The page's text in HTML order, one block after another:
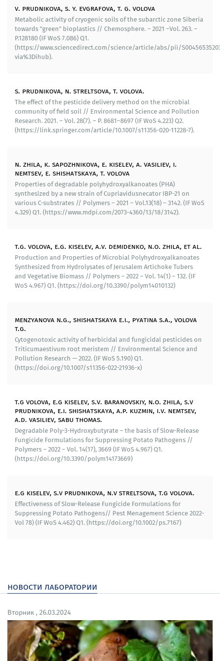
Сконструировано не имеющее аналогов семейство
долговременных пестицидных препаратов,
всесторонне исследованных в лабораторных и
полевых условиях; эффективность применения
которых доказана на экономически и социально
значимых культурах: зерновых (пшеница, ячмень),
Generation Formulations of Agrochemicals: Current
Trends and Future Priorities»// CRC/Taylor&Francis:
Appl. Acad. Press-2020 и «Агропрепараты нового
поколения: стратегия конструирования и
Выполненные экономические исследования показали,
что при одинаковых затратах на посев и уборку
урожая, довсходовое применение депонированных
препаратов одновременно с внесением в почву
семенного материала, снижает затраты на
технологические операции в период вегетации,
Внедрение результатов исследования:
Серии разработанных депонированных
пестицидных препаратов внедрены в Красноярском
которых с положительным эффектом выполнены
полевые испытания.
Инновационный аспект результатов проекта
включает разработанный «Технологический
регламент на конструирования депонированных
сертификации РФ Технические условия: ТУ -
20.20.19-015-02067876-2020 «Пестицидные средства
длительного действия для грунтового довсходового
применения» и ТУ- 20.20.19-015-02067876-2022
«Средства фунгицидные длительного действия для
защиты картофеля от болезней»; полученные
Результаты РИД - патент РФ на изобретение №
2733295 «Пестицидное средство длительного
действия для грунтового применения»; заявка на
изобретение «Пленочное покрытие для
образовательном процессе и для подготовки кадров
высшей квалификации. Разработаны новые
образовательные программы и лекционные курсы
«Биобезопасность»; «Микология с основами
фитопатологии»; «Микробиологический контроль в
v. prudnikova, s. y. evgrafova, t. g. volova
Metabolic activity of cryogenic soils of the subarctic zone Siberia
towards "green" bioplastics // Chemosphere. – 2021 –Vol. 263. –
P.128180 (IF WoS 7.086) Q1.
(https://www.sciencedirect.com/science/article/abs/pii/
via%3Dihub).
s. prudnikova, n. streltsova, t. volova.
The effect of the pesticide delivery method on the microbial
community of field soil // Environmental Science and Pollution
Research. 2021. – Vol. 28(7). – P. 8681–8697 (IF WoS 4.223) Q2.
(https://link.springer.com/article/10.1007/s11356-020-11228-7).
n. zhila, k. sapozhnikova, e. kiselev, a. vasiliev, i.
nemtsev, e. shishatskaya, t. volova
Properties of degradable polyhydroxyalkanoates (PHA)
synthesized by a new strain of Cupriavidusnecator IBP-21 on
various C-substrates // Polymers – 2021 – Vol.13(18) – 3142. (IF WoS
4.329) Q1. (https://www.mdpi.com/2073-4360/13/18/3142).
t.g. volova, e.g. kiselev, a.v. demidenko, n.o. zhila, et al.
Production and Properties of Microbial Polyhydroxyalkanoates
Synthesized from Hydrolysates of Jerusalem Artichoke Tubers
and Vegetative Biomass // Polymers – 2022 – Vol. 14(1) – 132. (IF
WoS 4.967) Q1. (https://doi.org/10.3390/polym14010132)
menzyanova n.g., shishatskaya e.i., pyatina s.a., volova
t.g.
Cytogenotoxic activity of herbicidal and fungicidal pesticides on
Triticumaestivum root meristem // Environmental Science and
Pollution Research — 2022. (IF WoS 5.190) Q1.
(https://doi.org/10.1007/s11356-022-21936-x)
t.g volova, e.g kiselev, s.v. baranovskiy, n.o. zhila, s.v
prudnikova, e.i. shishatskaya, a.p. kuzmin, i.v. nemtsev,
a.d. vasiliev, sabu thomas.
Degradable Poly-3-Hydroxybutyrate – the basis of Slow-Release
Fungicide Formulations for Suppressing Potato Pathogens //
Polymers – 2022 – Vol. 14(17), 3669 (IF WoS 4.967) Q1.
(https://doi.org/10.3390/polym14173669)
e.g kiselev, s.v prudnikova, n.v streltsova, t.g volova.
Effectiveness of Slow-Release Fungicide Formulations for
Suppressing Potato Pathogens// Pest Menagement Science 2022-
Vol 78) (IF WoS 4.462) Q1. (https://doi.org/10.1002/ps.7167)
новости лаборатории
Вторник , 26.03.2024